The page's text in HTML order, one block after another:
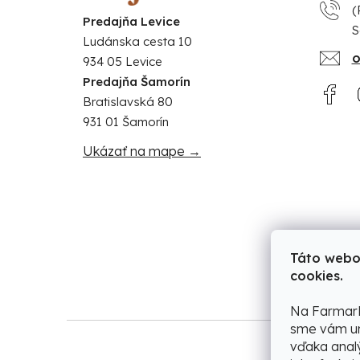
Táto
cookies.
Na
sme vám
vďaka
Predajňa Levice
Ludánska cesta 10
934 05 Levice
Predajňa Šamorín
Bratislavská 80
931 01 Šamorín
Ukázať na mape →